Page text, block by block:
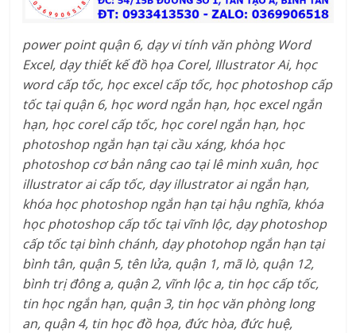
power point quận 6, dạy vi tính văn phòng Word
Excel, dạy thiết kế đồ họa Corel, Illustrator Ai, học
word cấp tốc, học excel cấp tốc, học photoshop cấp
tốc tại quận 6, học word ngắn hạn, học excel ngắn
hạn, học corel cấp tốc, học corel ngắn hạn, học
photoshop ngắn hạn tại cầu xáng, khóa học
photoshop cơ bản nâng cao tại lê minh xuân, học
illustrator ai cấp tốc, dạy illustrator ai ngắn hạn,
khóa học photoshop ngắn hạn tại hậu nghĩa, khóa
học photoshop cấp tốc tại vĩnh lộc, dạy photoshop
cấp tốc tại bình chánh, dạy photohop ngắn hạn tại
bình tân, quận 5, tên lửa, quận 1, mã lò, quận 12,
bình trị đông a, quận 2, vĩnh lộc a, tin học cấp tốc,
tin học ngắn hạn, quận 3, tin học văn phòng long
an, quận 4, tin học đồ họa, đức hòa, đức huệ,